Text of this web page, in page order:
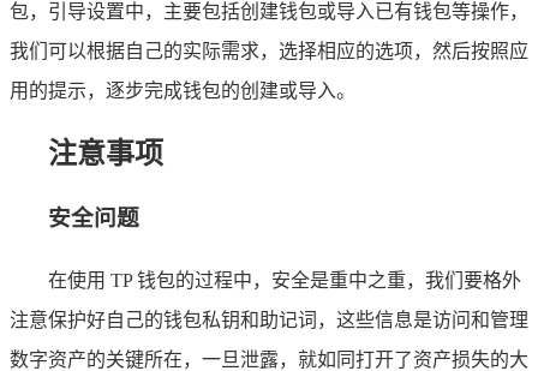
包，引导设置中，主要包括创建钱包或导入已有钱包等操作，
我们可以根据自己的实际需求，选择相应的选项，然后按照应
用的提示，逐步完成钱包的创建或导入。
注意事项
安全问题
在使用 TP 钱包的过程中，安全是重中之重，我们要格外
注意保护好自己的钱包私钥和助记词，这些信息是访问和管理
数字资产的关键所在，一旦泄露，就如同打开了资产损失的大